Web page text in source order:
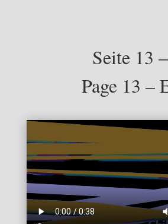
Seite 13
Page 13 –